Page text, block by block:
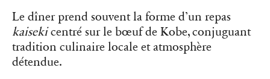
Le dîner prend souvent la forme d’un repas
kaisekicentré sur le bœuf de Kobe, conjuguant
tradition culinaire locale et atmosphère
détendue.